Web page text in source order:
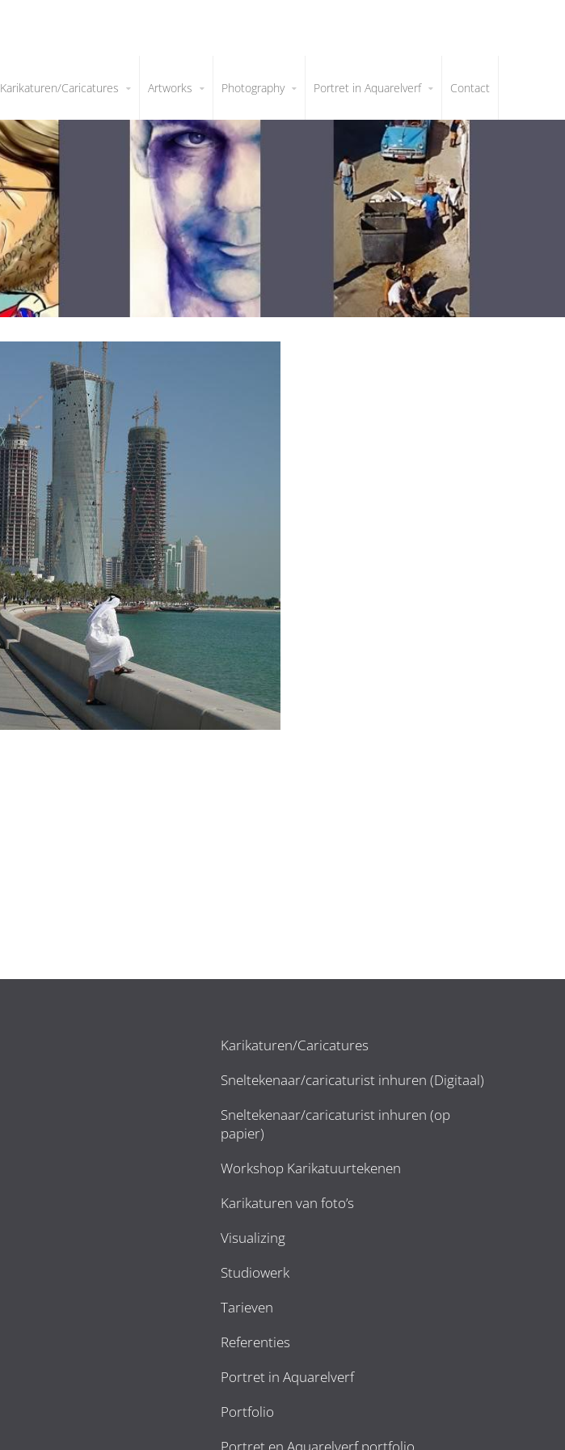
Karikaturen/Caricatures Artworks Photography Portret in Aquarelverf Contact
Karikaturen/Caricatures
Sneltekenaar/caricaturist inhuren (Digitaal)
Sneltekenaar/caricaturist inhuren (op
papier)
Workshop Karikatuurtekenen
Karikaturen van foto’s
Visualizing
Studiowerk
Tarieven
Referenties
Portret in Aquarelverf
Portfolio
Portret en Aquarelverf portfolio